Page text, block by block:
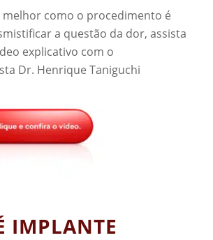
como o procedimento é
a questão da dor, assista
explicativo com o
Dr. Henrique Taniguchi
IMPLANTE